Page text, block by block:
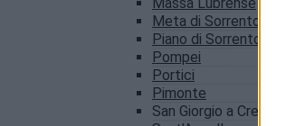
Meta di Sorrento
Piano di Sorrento
Pompei
Portici
Pimonte
San Giorgio a Cremano